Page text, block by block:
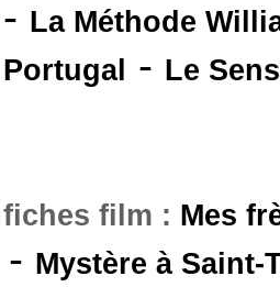
- La Méthode
- Le
film : Mes
- Mystère à Saint-